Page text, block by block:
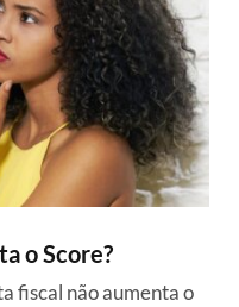
o Score?
fiscal não aumenta o